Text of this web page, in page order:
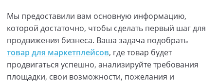
Мы предоставили вам основную информацию,
которой достаточно, чтобы сделать первый шаг для
продвижения бизнеса. Ваша задача подобрать
товар для маркетплейсов, где товар будет
продвигаться успешно, анализируйте требования
площадки, свои возможности, пожелания и